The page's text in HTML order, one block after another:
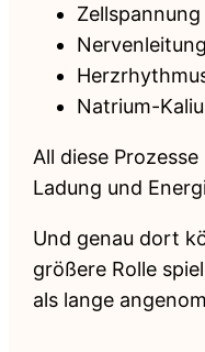
Zellspannung
Nervenleitung
Natrium-
All diese
Ladung und
Und genau dort
größere Rolle
als lange